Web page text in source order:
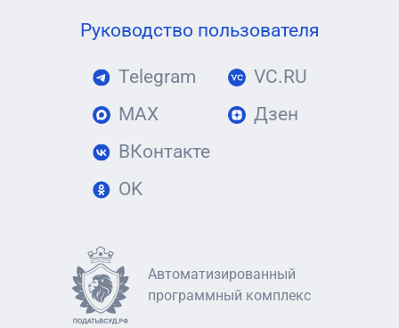
Руководство пользователя
Telegram
MAX
ВКонтакте
OK
VC.RU
Дзен
Автоматизированный
программный комплекс